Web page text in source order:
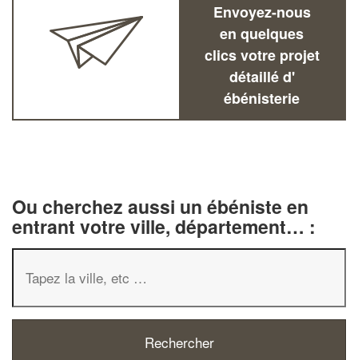
Envoyez-nous
en quelques
clics votre projet
détaillé d'
ébénisterie
Ou cherchez aussi un ébéniste en
entrant votre ville, département… :